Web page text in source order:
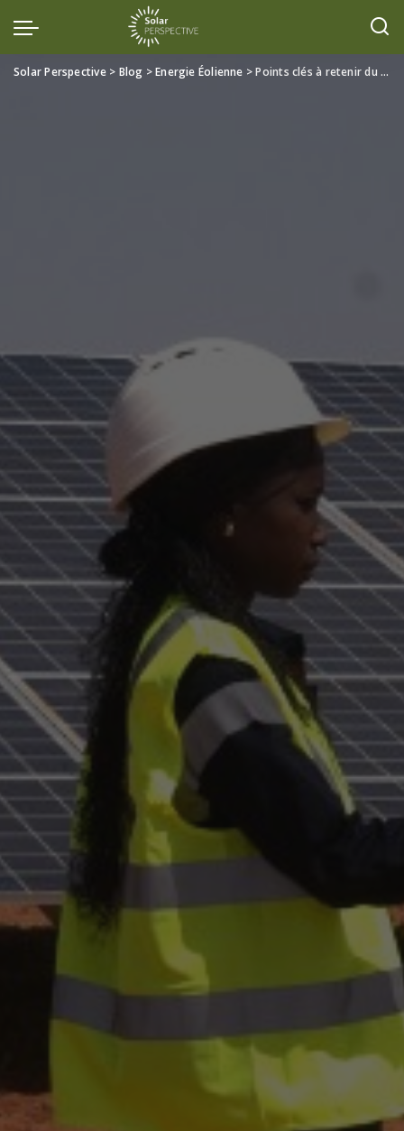
Solar Perspective> Blog >Energie Éolienne >Points clés à retenir du Forum germano-africain de l’énergie